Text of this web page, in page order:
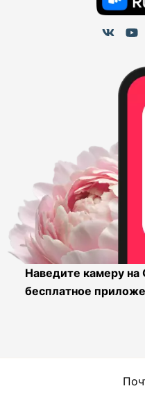
Наведите камеру на
бесплатное